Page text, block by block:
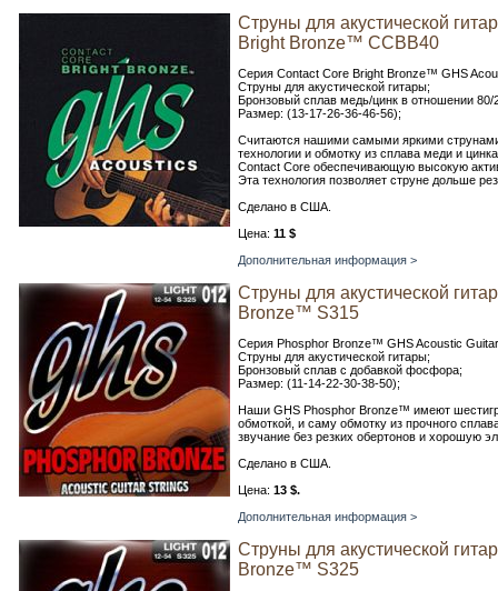
Струны для акустической
Bright Bronze™ CCBB40
Серия Contact Core Bright Bronze™ GHS
Струны для акустической гитары;
Бронзовый сплав медь/цинк в отношении 80/
Размер: (13-17-26-36-46-56);
Считаются нашими самыми яркими
технологии и обмотку из сплава меди и
Contact Core обеспечивающую высокую
Эта технология позволяет струне дольше
Сделано в США.
Цена: 11 $
Дополнительная информация >
Струны для акустической
Bronze™ S315
Серия Phosphor Bronze™ GHS Acoustic
Струны для акустической гитары;
Бронзовый сплав с добавкой фосфора;
Размер: (11-14-22-30-38-50);
Наши GHS Phosphor Bronze™ имеют
обмоткой, и саму обмотку из прочного
звучание без резких обертонов и хорошую
Сделано в США.
Цена: 13 $.
Дополнительная информация >
Струны для акустической
Bronze™ S325